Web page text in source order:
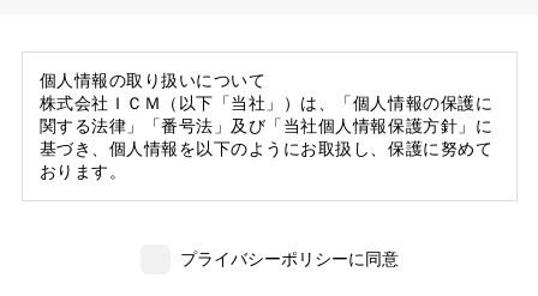
個人情報の取り扱いについて
株式会社ＩＣＭ（以下「当社」）は、「個人情報の保護に
関する法律」「番号法」及び「当社個人情報保護方針」に
基づき、個人情報を以下のようにお取扱し、保護に努めて
おります。
いただいた個人情報の一部を個人データとして保有
プライバシーポリシーに同意